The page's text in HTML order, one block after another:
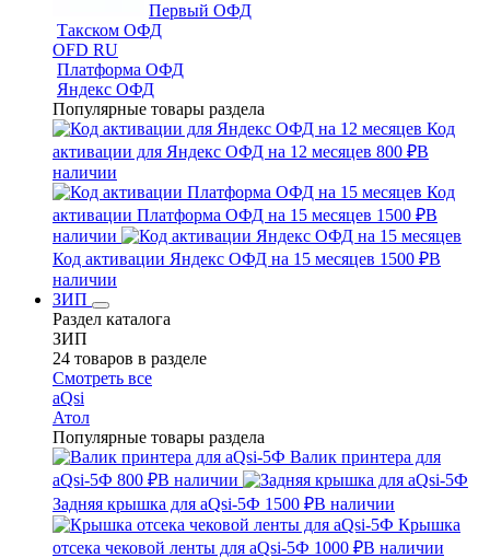
Первый ОФД
Такском ОФД
OFD RU
Платформа ОФД
Яндекс ОФД
Популярные товары раздела
Код
активации для Яндекс ОФД на 12 месяцев 800 ₽В
наличии
Код
активации Платформа ОФД на 15 месяцев 1500 ₽В
наличии
Код активации Яндекс ОФД на 15 месяцев 1500 ₽В
наличии
ЗИП
Раздел каталога
ЗИП
24 товаров в разделе
Смотреть все
aQsi
Атол
Популярные товары раздела
Валик принтера для
aQsi-5Ф 800 ₽В наличии
Задняя крышка для aQsi-5Ф 1500 ₽В наличии
Крышка
отсека чековой ленты для aQsi-5Ф 1000 ₽В наличии